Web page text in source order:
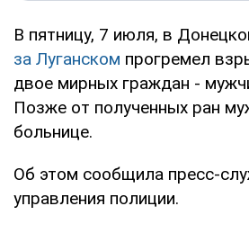
В пятницу, 7 июля, в
за Луганском прогремел
двое мирных граждан -
Позже от полученных ран
больнице.
Об этом сообщила пресс-
управления полиции.